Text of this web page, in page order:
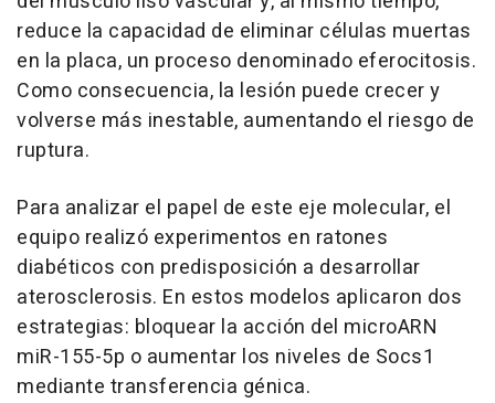
reduce la capacidad de eliminar células muertas
en la placa, un proceso denominado eferocitosis.
Como consecuencia, la lesión puede crecer y
volverse más inestable, aumentando el riesgo de
ruptura.
Para analizar el papel de este eje molecular, el
equipo realizó experimentos en ratones
diabéticos con predisposición a desarrollar
aterosclerosis. En estos modelos aplicaron dos
estrategias: bloquear la acción del microARN
miR-155-5p o aumentar los niveles de Socs1
mediante transferencia génica.